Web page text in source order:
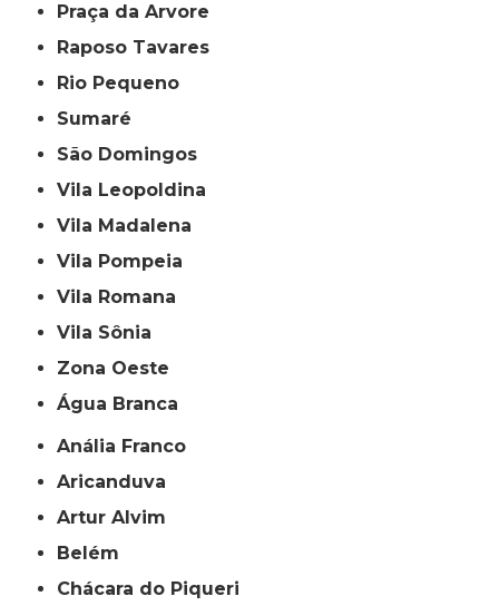
Praça da Arvore
Raposo Tavares
Rio Pequeno
Sumaré
São Domingos
Vila Leopoldina
Vila Madalena
Vila Pompeia
Vila Romana
Vila Sônia
Zona Oeste
Água Branca
Anália Franco
Aricanduva
Artur Alvim
Belém
Chácara do Piqueri